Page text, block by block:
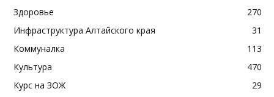
Здоровье
270
Инфраструктура Алтайского края
31
Коммуналка
113
Культура
470
Курс на ЗОЖ
29